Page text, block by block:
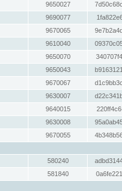
9650027
9690077
9670065
9610040
9650070
9650043
9670067
9630007
9640015
9630008
9670055
580240
581840